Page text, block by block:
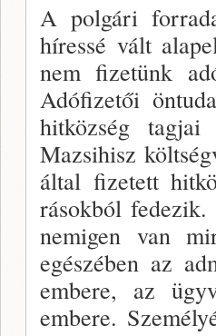
A polgári
híressé vált
nem fizetünk
Adófizetői
hitközség
Mazsihisz
által fizetett
rásokból
nemigen van
egészében az
embere, az
embere.